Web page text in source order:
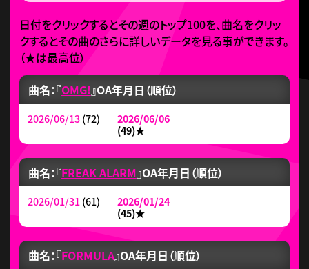
日付をクリックするとその週のトップ100を、曲名をクリッ
クするとその曲のさらに詳しいデータを見る事ができます。
（★は最高位）
曲名：『OMG!』OA年月日（順位）
2026/06/13(72)
2026/06/06
(49)★
曲名：『FREAK ALARM』OA年月日（順位）
2026/01/31(61)
2026/01/24
(45)★
曲名：『FORMULA』OA年月日（順位）